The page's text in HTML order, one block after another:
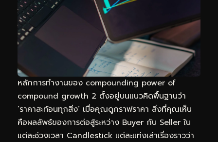
หลักการทำงานของ compounding power of
compound growth 2 ตั้งอยู่บนแนวคิดพื้นฐานว่า
‘ราคาสะท้อนทุกสิ่ง’ เมื่อคุณดูกราฟราคา สิ่งที่คุณเห็น
คือผลลัพธ์ของการต่อสู้ระหว่าง Buyer กับ Seller ใน
แต่ละช่วงเวลา Candlestick แต่ละแท่งเล่าเรื่องราวว่า